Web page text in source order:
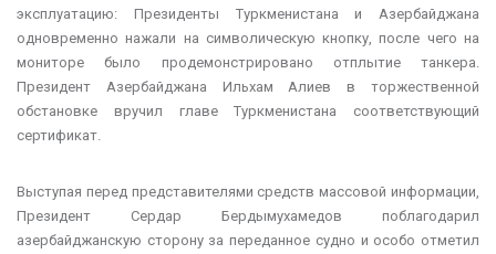
эксплуатацию: Президенты Туркменистана и Азербайджана
одновременно нажали на символическую кнопку, после чего на
мониторе было продемонстрировано отплытие танкера.
Президент Азербайджана Ильхам Алиев в торжественной
обстановке вручил главе Туркменистана соответствующий
сертификат.
Выступая перед представителями средств массовой информации,
Президент Сердар Бердымухамедов поблагодарил
азербайджанскую сторону за переданное судно и особо отметил